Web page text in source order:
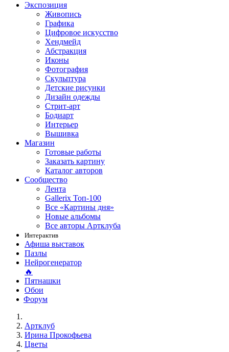
Экспозиция
Живопись
Графика
Цифровое искусство
Хендмейд
Абстракция
Иконы
Фотография
Скульптура
Детские рисунки
Дизайн одежды
Стрит-арт
Бодиарт
Интерьер
Вышивка
Магазин
Готовые работы
Заказать картину
Каталог авторов
Сообщество
Лента
Gallerix Топ-100
Все «Картины дня»
Новые альбомы
Все авторы Артклуба
Интерактив
Афиша выставок
Пазлы
Нейрогенератор
🔥
Пятнашки
Обои
Форум
Артклуб
Ирина Прокофьева
Цветы